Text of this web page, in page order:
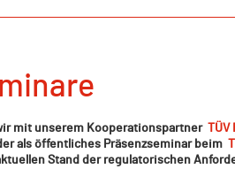
mit unserem Kooperationspartner
als öffentliches Präsenzseminar beim
Stand der regulatorischen